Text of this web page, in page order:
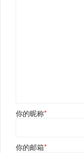
你的昵称*
你的邮箱*